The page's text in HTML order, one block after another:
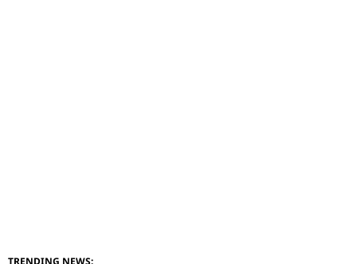
TRENDING NEWS: